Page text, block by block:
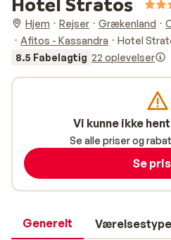
Hjem Rejser Grækenland
Afitos - Kassandra
Hotel
8.5 Fabelagtig 22 oplevelser
Generelt
Vi kunne ikke
Se alle priser og
Se